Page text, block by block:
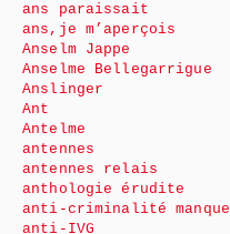
ans paraissait
ans,je m’aperçois
Anselm Jappe
Anselme Bellegarrigue
Anslinger
Ant
Antelme
antennes
antennes relais
anthologie érudite
anti-criminalité manque
anti-IVG